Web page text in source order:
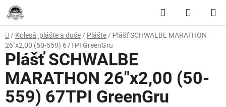
Prejsť na obsah Hľadať
Domov
/ Kolesá, plášte a duše / Plášte / Plášť SCHWALBE MARATHON
26"x2,00 (50-559) 67TPI GreenGru
Plášť SCHWALBE
MARATHON 26"x2,00 (50-
559) 67TPI GreenGru